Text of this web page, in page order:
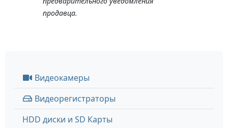
продавца.
Видеокамеры
Видеорегистраторы
HDD диски и SD Карты